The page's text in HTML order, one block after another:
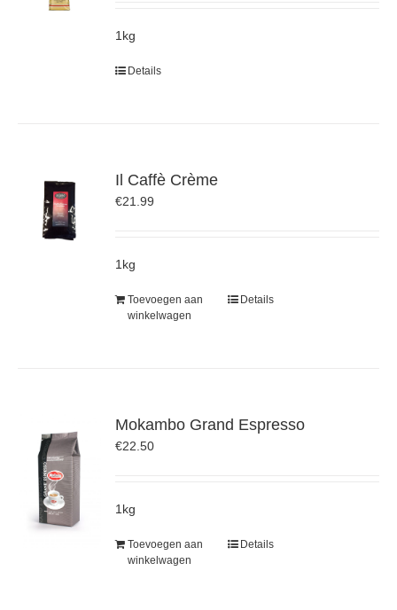
1kg
Details
Il Caffè Crème
€21.99
1kg
Toevoegen aan
winkelwagen
Details
Mokambo Grand Espresso
€22.50
1kg
Toevoegen aan
winkelwagen
Details